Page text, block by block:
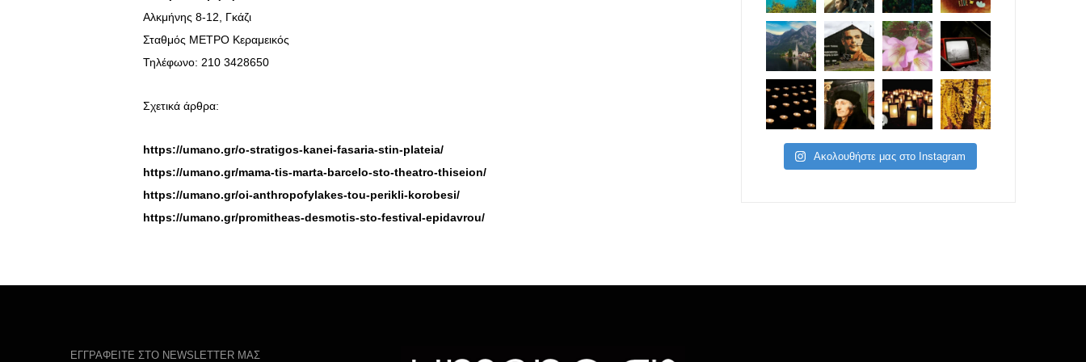
Αλκμήνης 8-12, Γκάζι
Σταθμός ΜΕΤΡΟ Κεραμεικός
Τηλέφωνο: 210 3428650
Σχετικά άρθρα:
https://umano.gr/o-stratigos-kanei-fasaria-stin-plateia/
https://umano.gr/mama-tis-marta-barcelo-sto-theatro-thiseion/
https://umano.gr/oi-anthropofylakes-tou-perikli-korobesi/
https://umano.gr/promitheas-desmotis-sto-festival-epidavrou/
Ακολουθήστε μας στο Instagram
ΕΓΓΡΑΦΕΙΤΕ ΣΤΟ NEWSLETTER ΜΑΣ